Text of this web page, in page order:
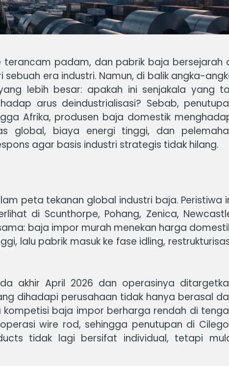
terancam padam, dan pabrik baja bersejarah
era industri. Namun, di balik angka-
lebih besar: apakah ini senjakala yang
arus deindustrialisasi? Sebab,
Afrika, produsen baja domestik
global, biaya energi tinggi, dan
agar basis industri strategis tidak hilang.
peta tekanan global industri baja. Peristiwa
di Scunthorpe, Pohang, Zenica,
baja impor murah menekan harga
lalu pabrik masuk ke fase idling,
akhir April 2026 dan operasinya
dihadapi perusahaan tidak hanya berasal
baja impor berharga rendah di
wire rod, sehingga penutupan di
tidak lagi bersifat individual, tetapi